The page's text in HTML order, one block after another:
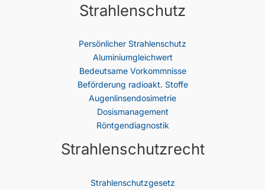
Strahlenschutz
Persönlicher Strahlenschutz
Aluminiumgleichwert
Bedeutsame Vorkommnisse
Beförderung radioakt. Stoffe
Augenlinsendosimetrie
Dosismanagement
Röntgendiagnostik
Strahlenschutzrecht
Strahlenschutz­gesetz